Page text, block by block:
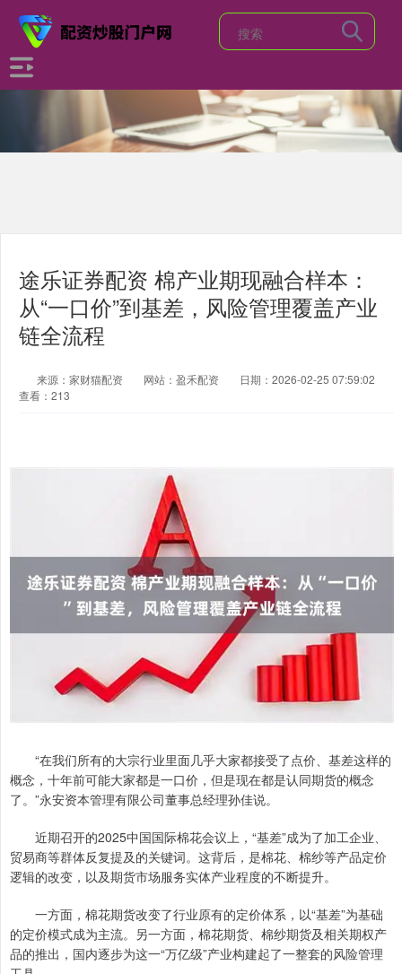
途乐证券配资 棉产业期现融合样本：
从“一口价”到基差，风险管理覆盖产业
链全流程
来源：家财猫配资 网站：盈禾配资
日期：2026-02-25 07:59:02
查看：213
“在我们所有的大宗行业里面几乎大家都接受了点价、基差这样的
概念，十年前可能大家都是一口价，但是现在都是认同期货的概念
了。”永安资本管理有限公司董事总经理孙佳说。
近期召开的2025中国国际棉花会议上，“基差”成为了加工企业、
贸易商等群体反复提及的关键词。这背后，是棉花、棉纱等产品定价
逻辑的改变，以及期货市场服务实体产业程度的不断提升。
一方面，棉花期货改变了行业原有的定价体系，以“基差”为基础
的定价模式成为主流。另一方面，棉花期货、棉纱期货及相关期权产
品的推出，国内逐步为这一“万亿级”产业构建起了一整套的风险管理